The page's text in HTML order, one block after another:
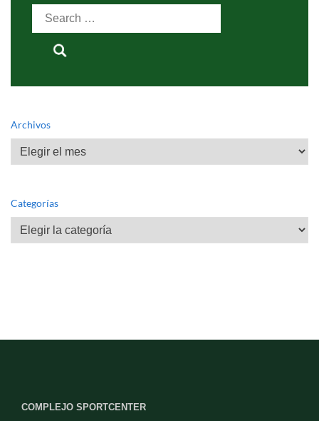
Search
Archivos
Archivos
Categorías
Categorías
COMPLEJO SPORTCENTER